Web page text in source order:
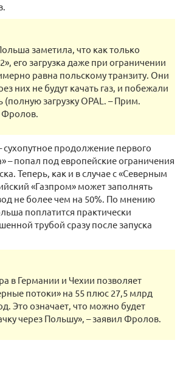
заметила, что как только
его загрузка даже при ограничении
равна польскому транзиту. Они
них не будут качать газ, и побежали
(полную загрузку OPAL. – Прим.
Фролов.
сухопутное продолжение первого
– попал под европейские ограничения
Теперь, как и в случае с «Северным
«Газпром» может заполнять
не более чем на 50%. По мнению
поплатится практически
трубой сразу после запуска
в Германии и Чехии позволяет
потоки» на 55 плюс 27,5 млрд
Это означает, что можно будет
через Польшу», – заявил Фролов.